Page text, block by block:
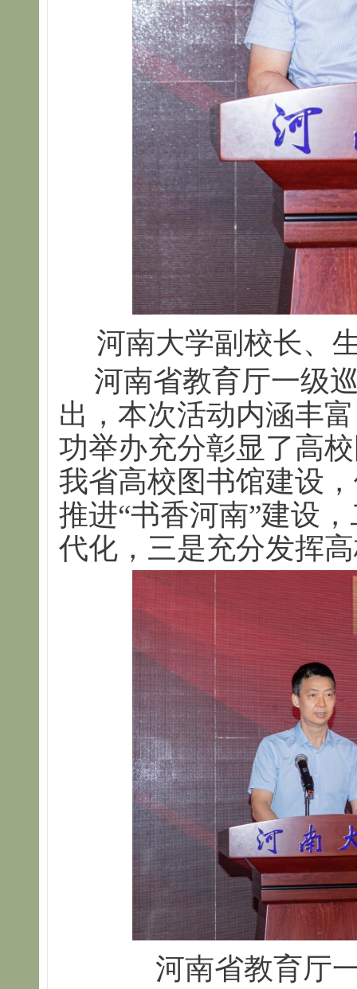
河南大学副校长、
河南省教育厅一级
出，本次活动内涵丰
功举办充分彰显了高
我省高校图书馆建设
推进“书香河南”建设
代化，三是充分发挥
河南省教育厅